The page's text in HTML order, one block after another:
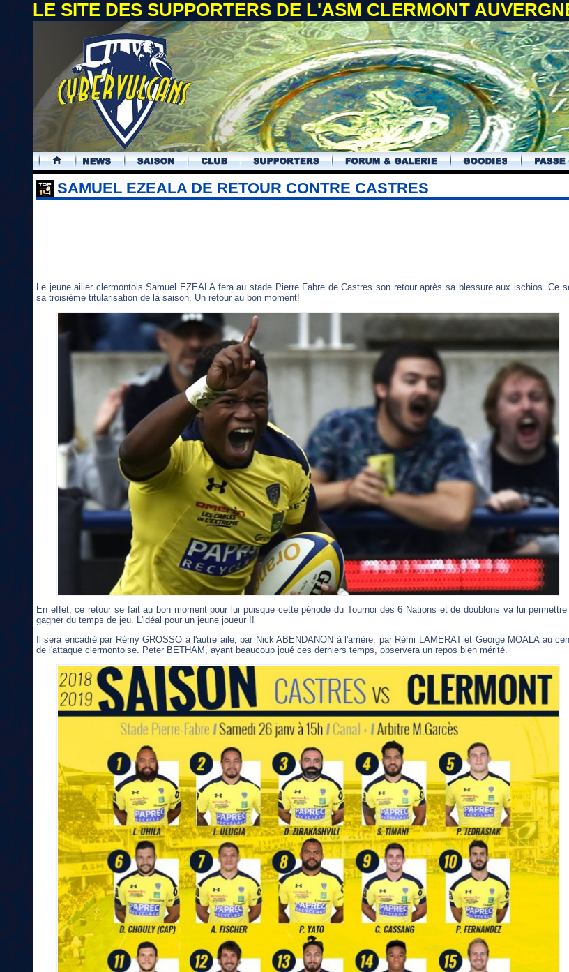
LE SITE DES SUPPORTERS DE L'ASM CLERMONT
.
SAMUEL EZEALA DE RETOUR CONTRE CASTRES
Le jeune ailier clermontois Samuel EZEALA fera au stade Pierre Fabre de Castres son retour après sa blessure aux ischios. Ce
sa troisième titularisation de la saison. Un retour au bon moment!
En effet, ce retour se fait au bon moment pour lui puisque cette période du Tournoi des 6 Nations et de doublons va lui permettre
gagner du temps de jeu. L'idéal pour un jeune joueur !!
Il sera encadré par Rémy GROSSO à l'autre aile, par Nick ABENDANON à l'arrière, par Rémi LAMERAT et George MOALA au
de l'attaque clermontoise. Peter BETHAM, ayant beaucoup joué ces derniers temps, observera un repos bien mérité.